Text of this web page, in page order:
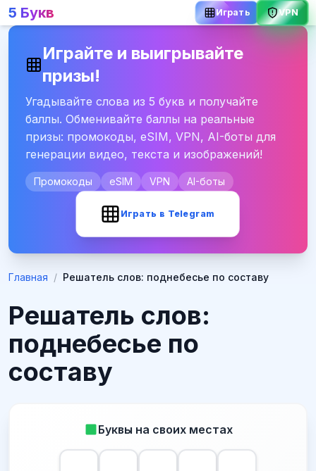
5 Букв Играть VPN
Играйте и выигрывайте
призы!
Угадывайте слова из 5 букв и получайте
баллы. Обменивайте баллы на реальные
призы: промокоды, eSIM, VPN, AI-боты для
генерации видео, текста и изображений!
Промокоды eSIM VPN AI-боты
Играть в Telegram
Главная / Решатель слов: поднебесье по составу
Решатель слов:
поднебесье по
составу
Буквы на своих местах